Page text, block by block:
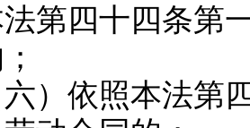
第四十四条第
依照本法第四